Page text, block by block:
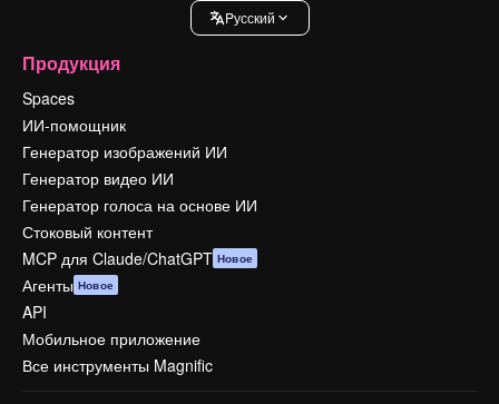
Pусский
Продукция
Spaces
ИИ-помощник
Генератор изображений ИИ
Генератор видео ИИ
Генератор голоса на основе ИИ
Стоковый контент
MCP для Claude/ChatGPT Новое
Агенты Новое
API
Мобильное приложение
Все инструменты Magnific